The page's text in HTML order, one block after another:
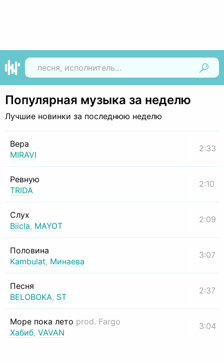
Популярная музыка за неделю
Лучшие новинки за последнюю неделю
Вера
MIRAVI
2:33
Ревную
TRIDA
2:10
Слух
Biicla, MAYOT
2:09
Половина
Kambulat, Минаева
3:07
Песня
BELOBOKA, ST
2:37
Море пока лето prod. Fargo
Хабиб, VAVAN
3:04